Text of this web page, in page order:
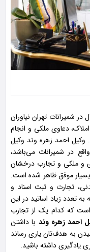
شمیرانات تهران نیاوران
دعاوی ملکی و انجام
وکیل احمد زهر‌ه‌ وند وکیل
در شمیرانات می‌باشد،
و‌ ملکی و تجارب درخشان
موفق ظاهر شده‌ است.
تجارت و ثبت اسناد و
تعدد زیاد اساتید در این
که کدام‌ یک‌ از تجارب
احمد زهره‌ وند با داشتن
به هدف‌تان یاری رساند
یادگیری داشته باشید.